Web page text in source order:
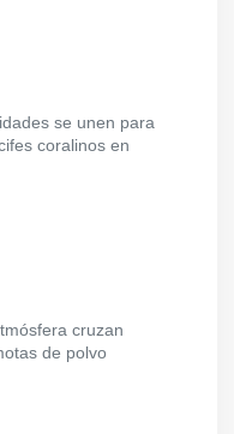
se unen para
coralinos en
cruzan
de polvo